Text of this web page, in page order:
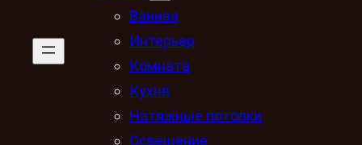
Ванная
Интерьер
Комната
Кухня
Натяжные потолки
Освещение